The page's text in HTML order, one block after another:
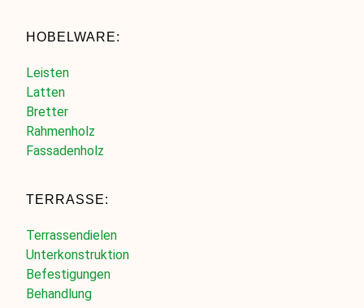
HOBELWARE:
Leisten
Latten
Bretter
Rahmenholz
Fassadenholz
TERRASSE:
Terrassendielen
Unterkonstruktion
Befestigungen
Behandlung